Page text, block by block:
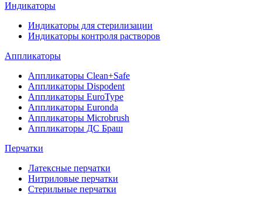
Индикаторы
Индикаторы для стерилизации
Индикаторы контроля растворов
Аппликаторы
Аппликаторы Clean+Safe
Аппликаторы Dispodent
Аппликаторы EuroType
Аппликаторы Euronda
Аппликаторы Microbrush
Аппликаторы ДС Браш
Перчатки
Латексные перчатки
Нитриловые перчатки
Стерильные перчатки